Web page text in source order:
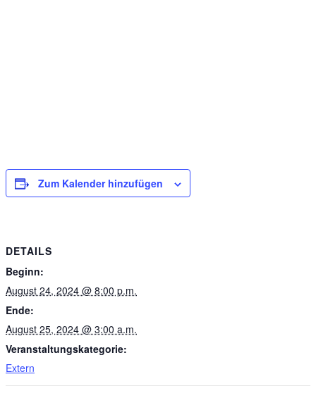
Zum Kalender hinzufügen
DETAILS
Beginn:
August 24, 2024 @ 8:00 p.m.
Ende:
August 25, 2024 @ 3:00 a.m.
Veranstaltungskategorie:
Extern